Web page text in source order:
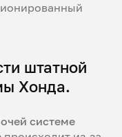
штатной
Хонда.
системе